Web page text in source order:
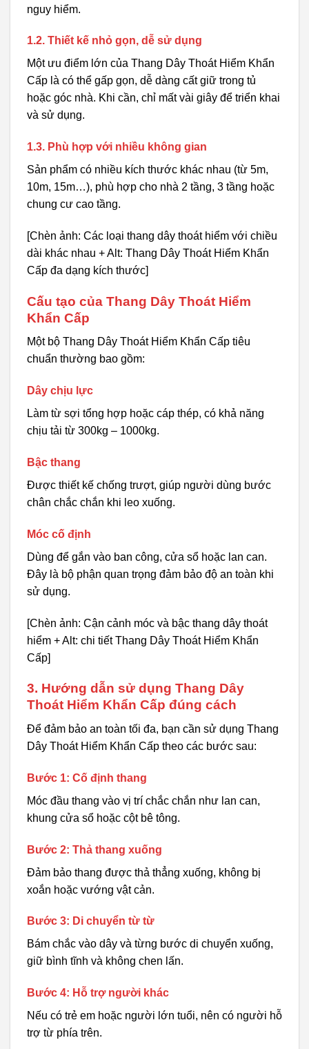
nguy hiểm.
1.2. Thiết kế nhỏ gọn, dễ sử dụng
Một ưu điểm lớn của Thang Dây Thoát Hiểm Khẩn
Cấp là có thể gấp gọn, dễ dàng cất giữ trong tủ
hoặc góc nhà. Khi cần, chỉ mất vài giây để triển khai
và sử dụng.
1.3. Phù hợp với nhiều không gian
Sản phẩm có nhiều kích thước khác nhau (từ 5m,
10m, 15m…), phù hợp cho nhà 2 tầng, 3 tầng hoặc
chung cư cao tầng.
[Chèn ảnh: Các loại thang dây thoát hiểm với chiều
dài khác nhau + Alt: Thang Dây Thoát Hiểm Khẩn
Cấp đa dạng kích thước]
Cấu tạo của Thang Dây Thoát Hiểm
Khẩn Cấp
Một bộ Thang Dây Thoát Hiểm Khẩn Cấp tiêu
chuẩn thường bao gồm:
Dây chịu lực
Làm từ sợi tổng hợp hoặc cáp thép, có khả năng
chịu tải từ 300kg – 1000kg.
Bậc thang
Được thiết kế chống trượt, giúp người dùng bước
chân chắc chắn khi leo xuống.
Móc cố định
Dùng để gắn vào ban công, cửa sổ hoặc lan can.
Đây là bộ phận quan trọng đảm bảo độ an toàn khi
sử dụng.
[Chèn ảnh: Cận cảnh móc và bậc thang dây thoát
hiểm + Alt: chi tiết Thang Dây Thoát Hiểm Khẩn
Cấp]
3. Hướng dẫn sử dụng Thang Dây
Thoát Hiểm Khẩn Cấp đúng cách
Để đảm bảo an toàn tối đa, bạn cần sử dụng Thang
Dây Thoát Hiểm Khẩn Cấp theo các bước sau:
Bước 1: Cố định thang
Móc đầu thang vào vị trí chắc chắn như lan can,
khung cửa sổ hoặc cột bê tông.
Bước 2: Thả thang xuống
Đảm bảo thang được thả thẳng xuống, không bị
xoắn hoặc vướng vật cản.
Bước 3: Di chuyển từ từ
Bám chắc vào dây và từng bước di chuyển xuống,
giữ bình tĩnh và không chen lấn.
Bước 4: Hỗ trợ người khác
Nếu có trẻ em hoặc người lớn tuổi, nên có người hỗ
trợ từ phía trên.